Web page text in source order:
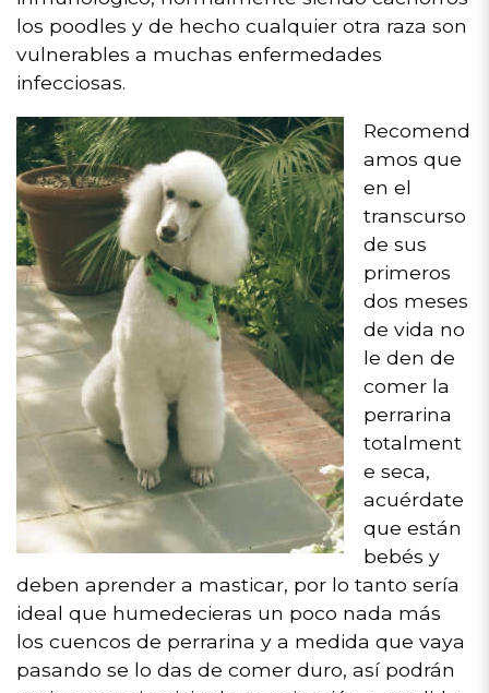
los poodles y de hecho cualquier otra raza son
vulnerables a muchas enfermedades
infecciosas.
Recomend
amos que
en el
transcurso
de sus
primeros
dos meses
de vida no
le den de
comer la
perrarina
totalment
e seca,
acuérdate
que están
bebés y
deben aprender a masticar, por lo tanto sería
ideal que humedecieras un poco nada más
los cuencos de perrarina y a medida que vaya
pasando se lo das de comer duro, así podrán